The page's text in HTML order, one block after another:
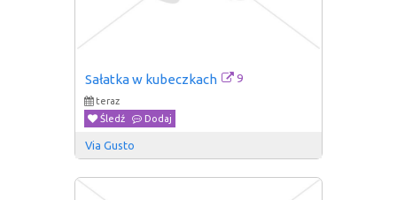
Sałatka w kubeczkach 9
teraz
Śledź
Dodaj
Via Gusto